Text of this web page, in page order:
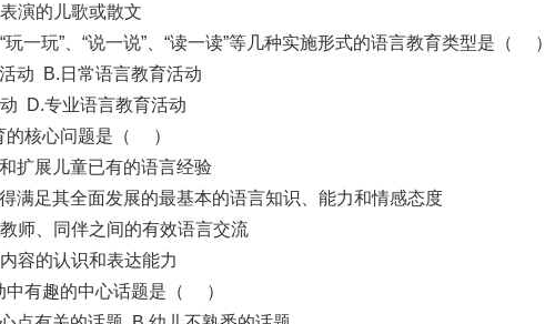
演的儿歌或散文
玩一玩”、“说一说”、“读一读”等几种实施形式的语言教育类型是（ ）
动 B.日常语言教育活动
D.专业语言教育活动
的核心问题是（ ）
扩展儿童已有的语言经验
满足其全面发展的最基本的语言知识、能力和情感态度
师、同伴之间的有效语言交流
容的认识和表达能力
中有趣的中心话题是（ ）